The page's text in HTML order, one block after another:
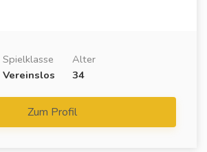
Spielklasse
Vereinslos
Alter
34
Zum Profil